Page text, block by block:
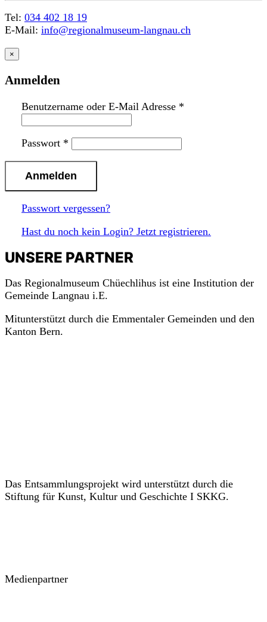
Tel: 034 402 18 19
E-Mail: info@regionalmuseum-langnau.ch
×
Anmelden
Benutzername oder E-Mail Adresse *
Passwort *
Passwort vergessen?
Hast du noch kein Login? Jetzt registrieren.
UNSERE PARTNER
Das Regionalmuseum Chüechlihus ist eine Institution der
Gemeinde Langnau i.E.
Mitunterstützt durch die Emmentaler Gemeinden und den
Kanton Bern.
Das Entsammlungsprojekt wird unterstützt durch die
Stiftung für Kunst, Kultur und Geschichte I SKKG.
Medienpartner